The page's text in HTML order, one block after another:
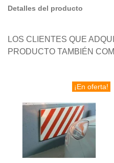
Detalles del producto
LOS CLIENTES QUE
PRODUCTO TAMBIÉN
¡En oferta!